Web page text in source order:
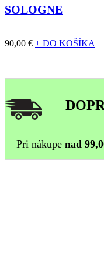
SOLOGNE
90,00 € + DO KOŠÍKA
Pri nákupe nad